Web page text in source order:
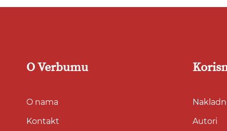
O Verbumu
O nama
Kontakt
Autori